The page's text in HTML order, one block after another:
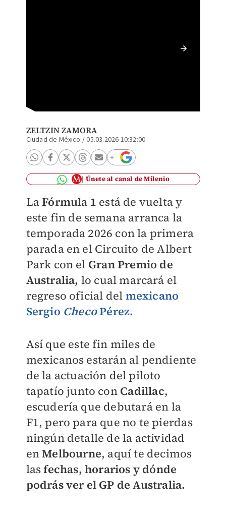
ZELTZIN ZAMORA
Ciudad de México /05.03.2026 10:32:00
Únete al canal de Milenio
LaFórmula 1 está de vuelta y
este fin de semana arranca la
temporada 2026 con la primera
parada en el Circuito de Albert
Park con el Gran Premio de
Australia, lo cual marcará el
regreso oficial del mexicano
Sergio ChecoPérez.
Así que este fin miles de
mexicanos estarán al pendiente
de la actuación del piloto
tapatío junto con Cadillac,
escudería que debutará en la
F1, pero para que no te pierdas
ningún detalle de la actividad
enMelbourne, aquí te decimos
lasfechas, horarios y dónde
podrás ver el GP de Australia.